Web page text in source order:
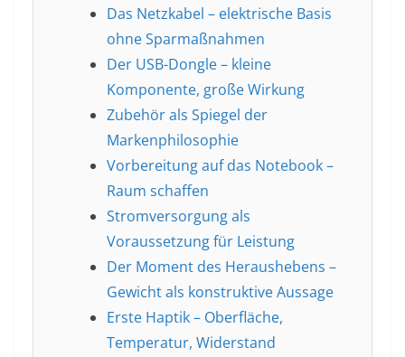
Das Netzkabel – elektrische Basis
ohne Sparmaßnahmen
Der USB-Dongle – kleine
Komponente, große Wirkung
Zubehör als Spiegel der
Markenphilosophie
Vorbereitung auf das Notebook –
Raum schaffen
Stromversorgung als
Voraussetzung für Leistung
Der Moment des Heraushebens –
Gewicht als konstruktive Aussage
Erste Haptik – Oberfläche,
Temperatur, Widerstand